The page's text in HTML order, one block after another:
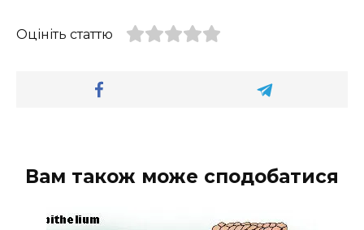
Оцініть статтю
Вам також може сподобатися